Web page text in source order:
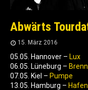
Abwärts
15. März 2016
05.05. Hannover – Lux
06.05. Lüneburg –
07.05. Kiel – Pumpe
13.05. Hamburg –